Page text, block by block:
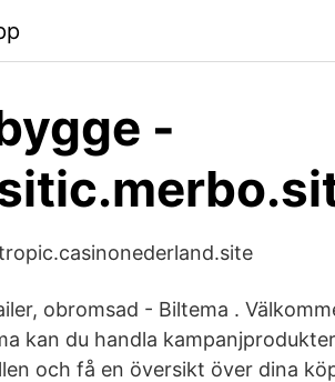
-
obromsad - Biltema .
kan du handla
och få en översikt över dina